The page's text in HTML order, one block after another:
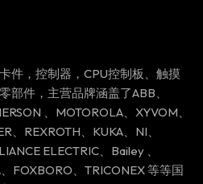
件，控制器，CPU控制板、触摸
部件，主营品牌涵盖了ABB、
、MOTOROLA、XYVOM、
、REXROTH、KUKA、NI、
ELECTRIC、Bailey 、
FOXBORO、TRICONEX 等等国